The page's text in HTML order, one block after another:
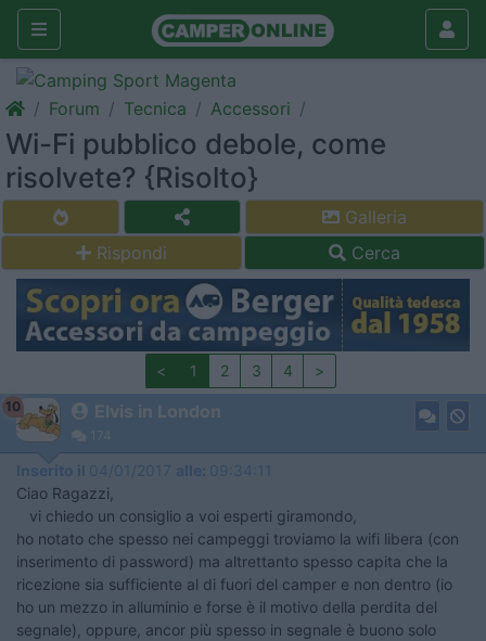
Forum Tecnica Accessori
Wi-Fi pubblico debole, come
risolvete? {Risolto}
Galleria
Rispondi
Cerca
< 1 2 3 4 >
10 Elvis in London
174
Inserito il 04/01/2017 alle: 09:34:11
Ciao Ragazzi,
vi chiedo un consiglio a voi esperti giramondo,
ho notato che spesso nei campeggi troviamo la wifi libera (con
inserimento di password) ma altrettanto spesso capita che la
ricezione sia sufficiente al di fuori del camper e non dentro (io
ho un mezzo in alluminio e forse è il motivo della perdita del
segnale), oppure, ancor più spesso in segnale è buono solo